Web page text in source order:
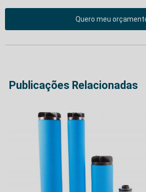
Quero meu
Publicações Relacionadas